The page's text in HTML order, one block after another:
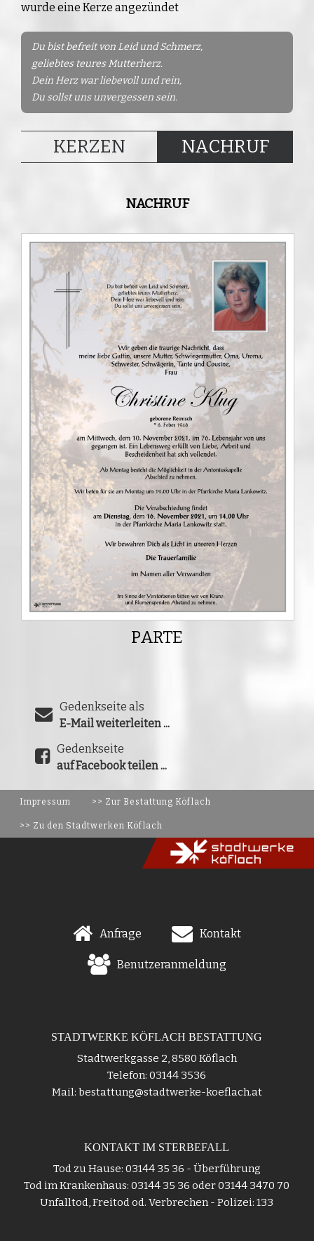
wurde eine Kerze angezündet
Du bist befreit von Leid und Schmerz,
geliebtes teures Mutterherz.
Dein Herz war liebevoll und rein,
Du sollst uns unvergessen sein.
KERZEN NACHRUF
NACHRUF
PARTE
Gedenkseite als
E-Mail weiterleiten ...
Gedenkseite
auf Facebook teilen ...
Impressum >> Zur Bestattung Köflach
>> Zu den Stadtwerken Köflach
Anfrage Kontakt
Benutzeranmeldung
STADTWERKE KÖFLACH BESTATTUNG
Stadtwerkgasse 2, 8580 Köflach
Telefon: 03144 3536
Mail: bestattung@stadtwerke-koeflach.at
KONTAKT IM STERBEFALL
Tod zu Hause: 03144 35 36 - Überführung
Tod im Krankenhaus: 03144 35 36 oder 03144 3470 70
Unfalltod, Freitod od. Verbrechen - Polizei: 133